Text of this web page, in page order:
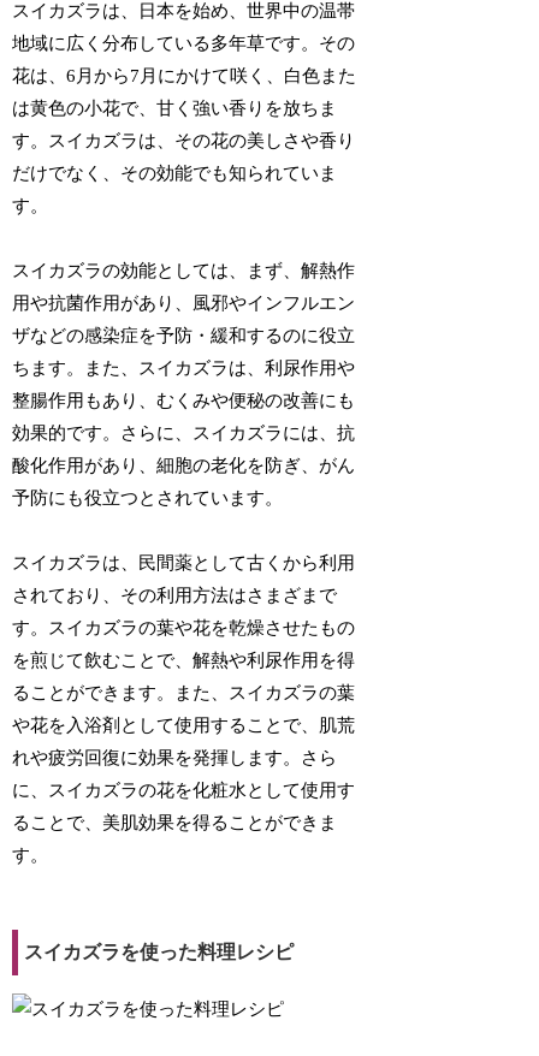
スイカズラは、日本を始め、世界中の温帯
地域に広く分布している多年草です。その
花は、6月から7月にかけて咲く、白色また
は黄色の小花で、甘く強い香りを放ちま
す。スイカズラは、その花の美しさや香り
だけでなく、その効能でも知られていま
す。
スイカズラの効能としては、まず、解熱作
用や抗菌作用があり、風邪やインフルエン
ザなどの感染症を予防・緩和するのに役立
ちます。また、スイカズラは、利尿作用や
整腸作用もあり、むくみや便秘の改善にも
効果的です。さらに、スイカズラには、抗
酸化作用があり、細胞の老化を防ぎ、がん
予防にも役立つとされています。
スイカズラは、民間薬として古くから利用
されており、その利用方法はさまざまで
す。スイカズラの葉や花を乾燥させたもの
を煎じて飲むことで、解熱や利尿作用を得
ることができます。また、スイカズラの葉
や花を入浴剤として使用することで、肌荒
れや疲労回復に効果を発揮します。さら
に、スイカズラの花を化粧水として使用す
ることで、美肌効果を得ることができま
す。
スイカズラを使った料理レシピ